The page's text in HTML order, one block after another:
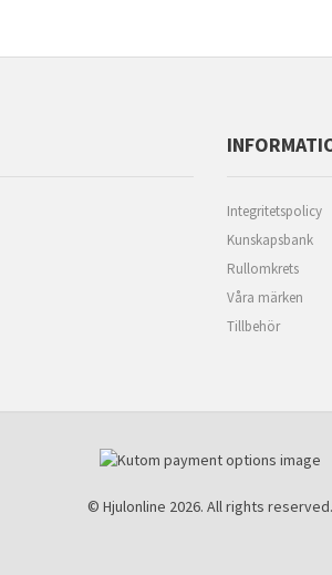
Integritetspolicy
Kunskapsbank
Rullomkrets
Våra märken
Tillbehör
© Hjulonline 2026. All rights reserved.